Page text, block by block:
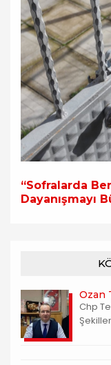
“Sofralarda
Dayanışmayı
Ozan
Chp